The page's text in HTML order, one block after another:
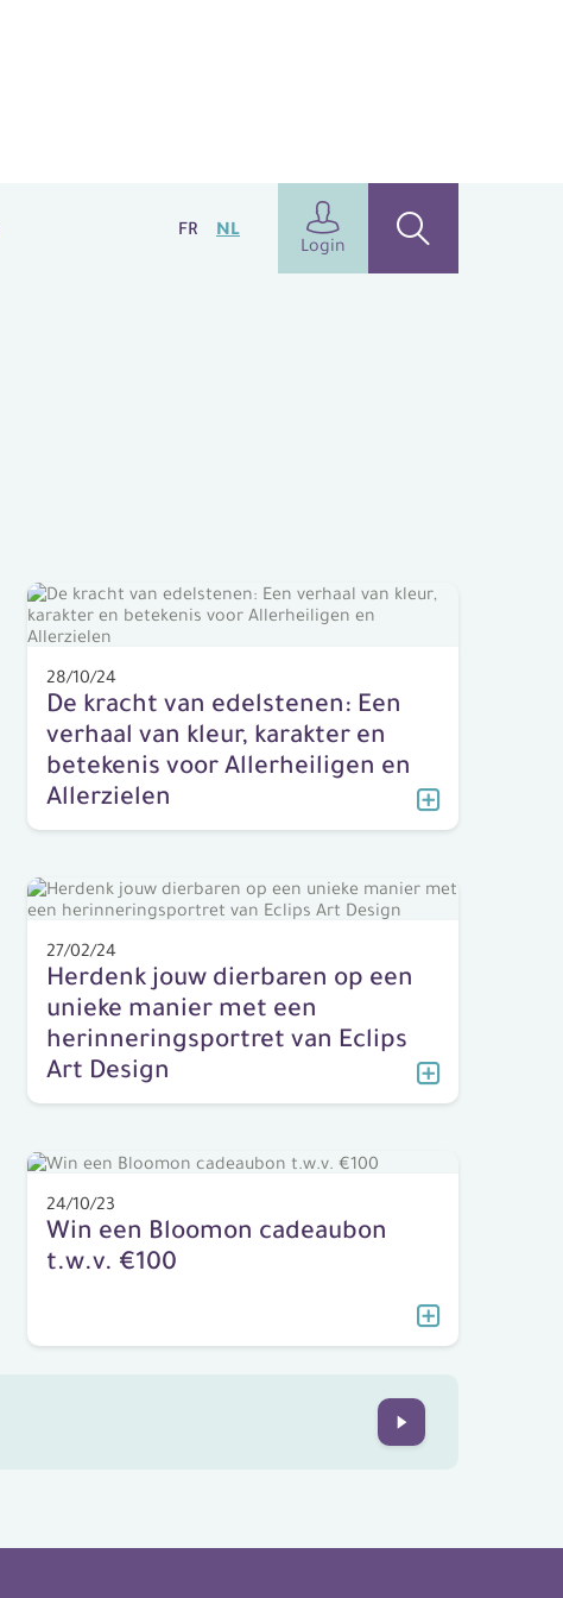
FR
NL
Login
28/10/24
De kracht van edelstenen: Een
verhaal van kleur, karakter en
betekenis voor Allerheiligen en
Allerzielen
27/02/24
Herdenk jouw dierbaren op een
unieke manier met een
herinneringsportret van Eclips
Art Design
24/10/23
Win een Bloomon cadeaubon
t.w.v. €100
Next